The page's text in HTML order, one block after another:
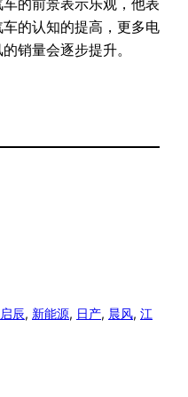
的认知的提高，更多电
销量会逐步提升。
启辰, 新能源, 日产, 晨风, 江